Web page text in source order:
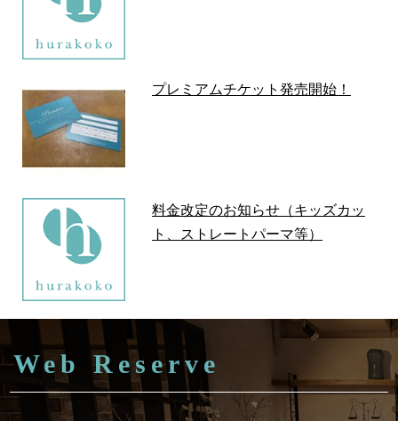
プレミアムチケット発売開始！
料金改定のお知らせ（キッズカッ
ト、ストレートパーマ等）
Web Reserve